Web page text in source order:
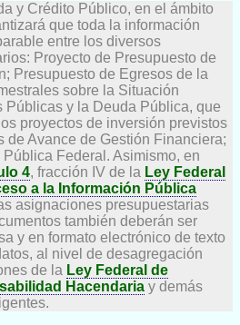
y Crédito Público, en el ámbito
que toda la información
entre los diversos
Proyecto de Presupuesto de
Presupuesto de Egresos de la
sobre la Situación
Públicas y la Deuda Pública, que
proyectos de inversión previstos
de Avance de Gestión Financiera;
Federal. Asimismo, en
4, fracción IV de la Ley Federal
a la Información Pública
asignaciones presupuestarias
también deberán ser
y en formato electrónico de texto
al nivel de desagregación
de la Ley Federal de
Hacendaria y demás